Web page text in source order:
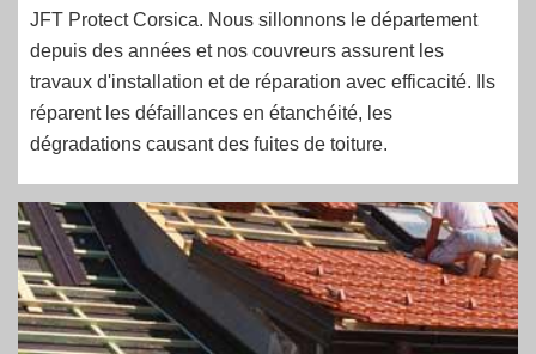
JFT Protect Corsica. Nous sillonnons le département
depuis des années et nos couvreurs assurent les
travaux d'installation et de réparation avec efficacité. Ils
réparent les défaillances en étanchéité, les
dégradations causant des fuites de toiture.